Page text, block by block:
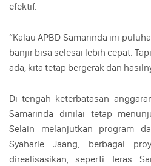
efektif.
“Kalau APBD Samarinda ini
banjir bisa selesai lebih cepat.
ada, kita tetap bergerak dan
Di tengah keterbatasan
Samarinda dinilai tetap
Selain melanjutkan program
Syaharie Jaang, berbagai
direalisasikan, seperti Teras